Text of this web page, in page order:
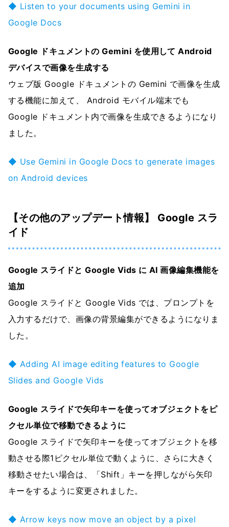
◆ Listen to your documents using Gemini in
Google Docs
Google ドキュメントの Gemini を使用して Android
デバイスで画像を生成する
ウェブ版 Google ドキュメントの Gemini で画像を生成
する機能に加えて、 Android モバイル端末でも
Google ドキュメント内で画像を生成できるようになり
ました。
◆ Use Gemini in Google Docs to generate images
on Android devices
【その他のアップデート情報】 Google スラ
イド
Google スライドと Google Vids に AI 画像編集機能を
追加
Google スライドと Google Vids では、プロンプトを
入力するだけで、画像の背景編集ができるようになりま
した。
◆ Adding AI image editing features to Google
Slides and Google Vids
Google スライドで矢印キーを使ってオブジェクトをピ
クセル単位で移動できるように
Google スライドで矢印キーを使ってオブジェクトを移
動させる際1ピクセル単位で動くように、さらに大きく
移動させたい場合は、「Shift」キーを押しながら矢印
キーをするように変更されました。
◆ Arrow keys now move an object by a pixel